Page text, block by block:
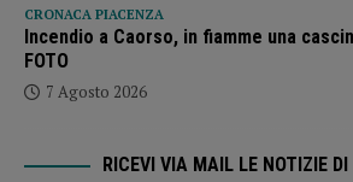
CRONACA PIACENZA
Incendio a Caorso, in fiamme una
FOTO
7 Agosto 2026
RICEVI VIA MAIL LE NOTIZIE